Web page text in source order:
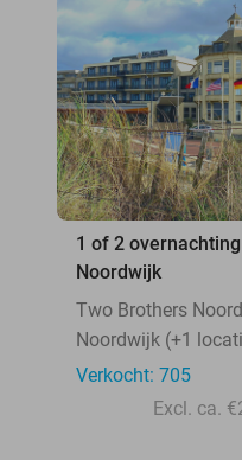
1 of 2
Noordwijk
Two Brothers
Noordwijk (+1
Verkocht: 705
Excl. ca.